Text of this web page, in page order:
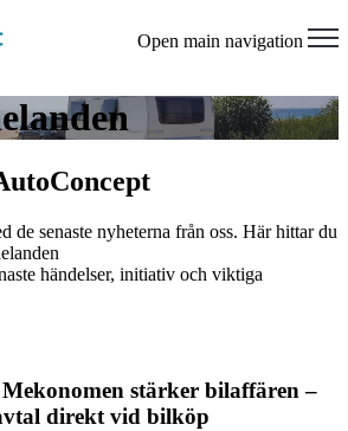
Open main navigation
de senaste nyheterna från oss. Här hittar du
händelser, initiativ och viktiga
stärker bilaffären –
direkt vid bilköp